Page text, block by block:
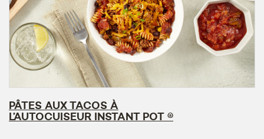
PÂTES AUX TACOS À
L’AUTOCUISEUR INSTANT POT ®